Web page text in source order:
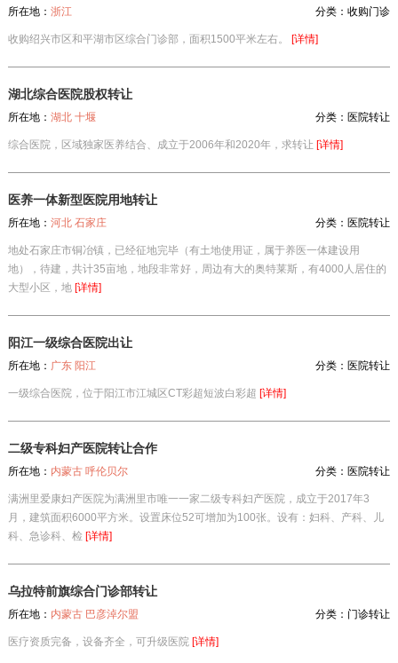
所在地： 浙江 分类：收购门诊
收购绍兴市区和平湖市区综合门诊部，面积1500平米左右。 [详情]
湖北综合医院股权转让
所在地： 湖北 十堰 分类： 医院转让
综合医院，区域独家医养结合、成立于2006年和2020年，求转让 [详情]
医养一体新型医院用地转让
所在地： 河北 石家庄 分类： 医院转让
地处石家庄市铜冶镇，已经征地完毕（有土地使用证，属于养医一体建设用
地），待建，共计35亩地，地段非常好，周边有大的奥特莱斯，有4000人居住的
大型小区，地 [详情]
阳江一级综合医院出让
所在地： 广东 阳江 分类： 医院转让
一级综合医院，位于阳江市江城区CT彩超短波白彩超 [详情]
二级专科妇产医院转让合作
所在地： 内蒙古 呼伦贝尔 分类： 医院转让
满洲里爱康妇产医院为满洲里市唯一一家二级专科妇产医院，成立于2017年3
月，建筑面积6000平方米。设置床位52可增加为100张。设有：妇科、产科、儿
科、急诊科、检 [详情]
乌拉特前旗综合门诊部转让
所在地： 内蒙古 巴彦淖尔盟 分类： 门诊转让
医疗资质完备，设备齐全，可升级医院 [详情]